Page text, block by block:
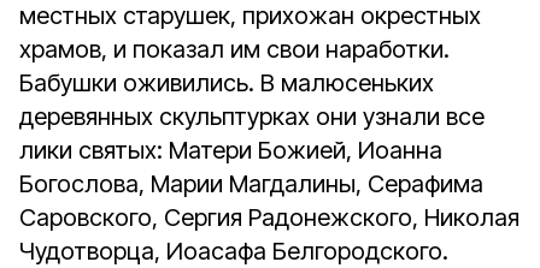
местных старушек, прихожан окрестных
храмов, и показал им свои наработки.
Бабушки оживились. В малюсеньких
деревянных скульптурках они узнали все
лики святых: Матери Божией, Иоанна
Богослова, Марии Магдалины, Серафима
Саровского, Сергия Радонежского, Николая
Чудотворца, Иоасафа Белгородского.